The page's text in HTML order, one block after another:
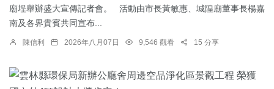
廟埕舉辦盛大宣傳記者會。 活動由市長黃敏惠、城隍廟董事長楊嘉
南及各界貴賓共同宣布...
陳信利 2026年八月07日 9,546 觀看 15 分享